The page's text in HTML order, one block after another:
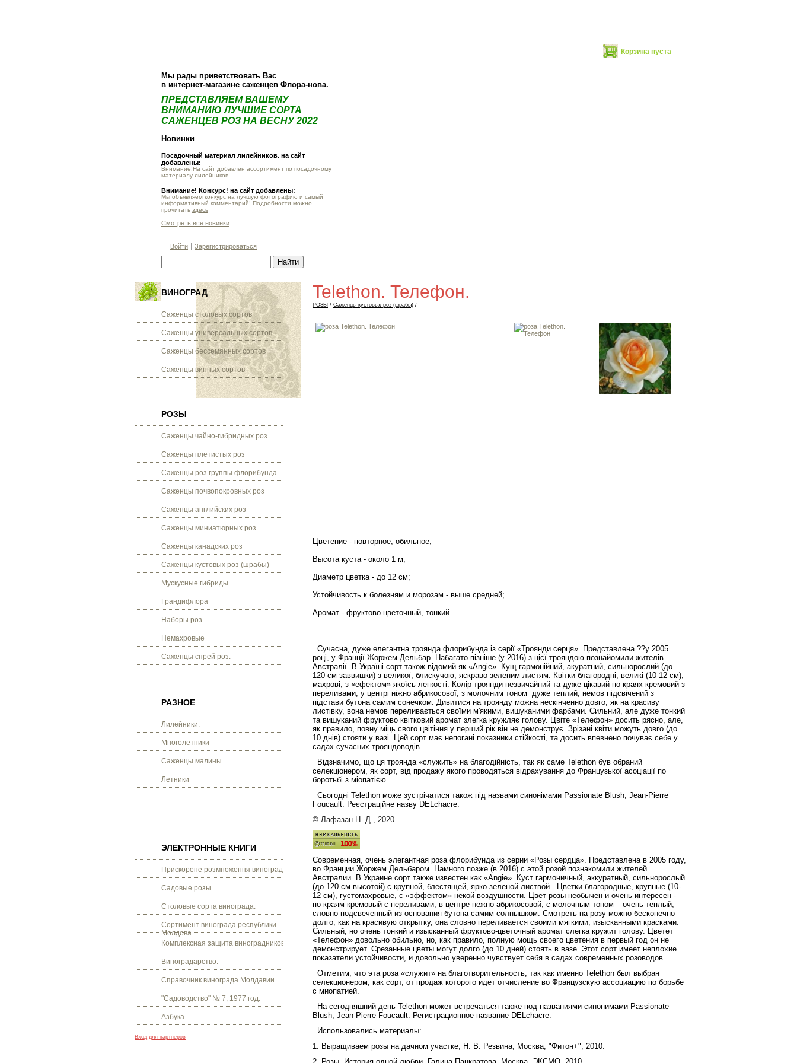
Корзина пуста
Мы рады приветствовать Вас
в интернет-магазине саженцев Флора-нова.
ПРЕДСТАВЛЯЕМ ВАШЕМУ
ВНИМАНИЮ ЛУЧШИЕ СОРТА
САЖЕНЦЕВ РОЗ НА ВЕСНУ 2022
Новинки
Посадочный материал лилейников. на сайт
добавлены:
Внимание!На сайт добавлен ассортимент по посадочному
материалу лилейников.
Внимание! Конкурс! на сайт добавлены:
Мы объявляем конкурс на лучшую фотографию и самый
информативный комментарий! Подробности можно
прочитать здесь
Смотреть все новинки
Войти Зарегистрироваться
ВИНОГРАД
Саженцы столовых сортов
Саженцы универсальных сортов
Саженцы бессемянных сортов
Саженцы винных сортов
РОЗЫ
Саженцы чайно-гибридных роз
Саженцы плетистых роз
Саженцы роз группы флорибунда
Саженцы почвопокровных роз
Саженцы английских роз
Саженцы миниатюрных роз
Саженцы канадских роз
Саженцы кустовых роз (шрабы)
Мускусные гибриды.
Грандифлора
Наборы роз
Немахровые
Саженцы спрей роз.
РАЗНОЕ
Лилейники.
Многолетники
Саженцы малины.
Летники
ЭЛЕКТРОННЫЕ КНИГИ
Прискорене розмноження винограду.
Садовые розы.
Столовые сорта винограда.
Сортимент винограда республики
Молдова.
Комплексная защита виноградников.
Виноградарство.
Справочник винограда Молдавии.
"Садоводство" № 7, 1977 год.
Азбука
Вход для партнеров
Telethon. Телефон.
РОЗЫ / Саженцы кустовых роз (шрабы) /
Цветение - повторное, обильное;
Высота куста - около 1 м;
Диаметр цветка - до 12 см;
Устойчивость к болезням и морозам - выше средней;
Аромат - фруктово цветочный, тонкий.
Сучасна, дуже елегантна троянда флорибунда із серії «Троянди серця». Представлена ??у 2005
році, у Франції Жоржем Дельбар. Набагато пізніше (у 2016) з цієї трояндою познайомили жителів
Австралії. В Україні сорт також відомий як «Angie». Кущ гармонійний, акуратний, сильнорослий (до
120 см заввишки) з великої, блискучою, яскраво зеленим листям. Квітки благородні, великі (10-12 см),
махрові, з «ефектом» якоїсь легкості. Колір троянди незвичайний та дуже цікавий по краях кремовий з
переливами, у центрі ніжно абрикосової, з молочним тоном дуже теплий, немов підсвічений з
підстави бутона самим сонечком. Дивитися на троянду можна нескінченно довго, як на красиву
листівку, вона немов переливається своїми м'якими, вишуканими фарбами. Сильний, але дуже тонкий
та вишуканий фруктово квітковий аромат злегка кружляє голову. Цвіте «Телефон» досить рясно, але,
як правило, повну міць свого цвітіння у перший рік він не демонструє. Зрізані квіти можуть довго (до
10 днів) стояти у вазі. Цей сорт має непогані показники стійкості, та досить впевнено почуває себе у
садах сучасних трояндоводів.
Відзначимо, що ця троянда «служить» на благодійність, так як саме Telethon був обраний
селекціонером, як сорт, від продажу якого проводяться відрахування до Французької асоціації по
боротьбі з міопатією.
Сьогодні Telethon може зустрічатися також під назвами синонімами Passionate Blush, Jean-Pierre
Foucault. Реєстраційне назву DELchacre.
© Лафазан Н. Д., 2020.
Современная, очень элегантная роза флорибунда из серии «Розы сердца». Представлена в 2005 году,
во Франции Жоржем Дельбаром. Намного позже (в 2016) с этой розой познакомили жителей
Австралии. В Украине сорт также известен как «Angie». Куст гармоничный, аккуратный, сильнорослый
(до 120 см высотой) с крупной, блестящей, ярко-зеленой листвой. Цветки благородные, крупные (10-
12 см), густомахровые, с «эффектом» некой воздушности. Цвет розы необычен и очень интересен -
по краям кремовый с переливами, в центре нежно абрикосовой, с молочным тоном – очень теплый,
словно подсвеченный из основания бутона самим солнышком. Смотреть на розу можно бесконечно
долго, как на красивую открытку, она словно переливается своими мягкими, изысканными красками.
Сильный, но очень тонкий и изысканный фруктово-цветочный аромат слегка кружит голову. Цветет
«Телефон» довольно обильно, но, как правило, полную мощь своего цветения в первый год он не
демонстрирует. Срезанные цветы могут долго (до 10 дней) стоять в вазе. Этот сорт имеет неплохие
показатели устойчивости, и довольно уверенно чувствует себя в садах современных розоводов.
Отметим, что эта роза «служит» на благотворительность, так как именно Telethon был выбран
селекционером, как сорт, от продаж которого идет отчисление во Французскую ассоциацию по борьбе
с миопатией.
На сегодняшний день Telethon может встречаться также под названиями-синонимами Passionate
Blush, Jean-Pierre Foucault. Регистрационное название DELchacre.
Использовались материалы:
1. Выращиваем розы на дачном участке, Н. В. Резвина, Москва, "Фитон+", 2010.